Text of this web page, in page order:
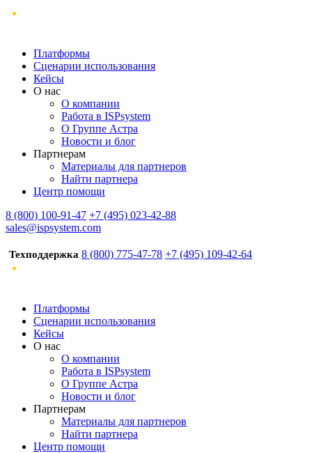
Платформы
Сценарии использования
Кейсы
О нас
О компании
Работа в ISPsystem
О Группе Астра
Новости и блог
Партнерам
Материалы для партнеров
Найти партнера
Центр помощи
8 (800) 100-91-47 +7 (495) 023-42-88
sales@ispsystem.com
Техподдержка 8 (800) 775-47-78 +7 (495) 109-42-64
Платформы
Сценарии использования
Кейсы
О нас
О компании
Работа в ISPsystem
О Группе Астра
Новости и блог
Партнерам
Материалы для партнеров
Найти партнера
Центр помощи